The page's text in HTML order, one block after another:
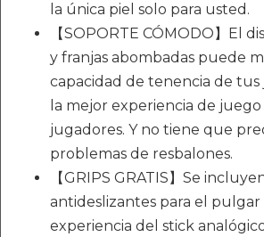
la única piel solo para usted.
【SOPORTE CÓMODO】El
y franjas abombadas puede
capacidad de tenencia de
la mejor experiencia de juego
jugadores. Y no tiene que
problemas de resbalones.
【GRIPS GRATIS】Se
antideslizantes para el pulgar
experiencia del stick